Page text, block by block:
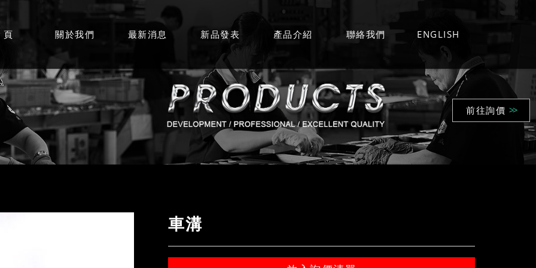
頁 關於我們 最新消息 新品發表 產品介紹 聯絡我們 ENGLISH
前往詢價 >>
車溝